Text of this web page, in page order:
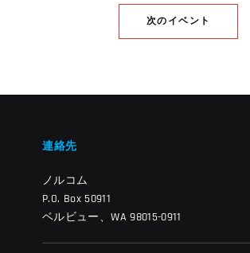
次のイベント
連絡先
ノルコム
P.O. Box 50911
ベルビュー、WA 98015-0911